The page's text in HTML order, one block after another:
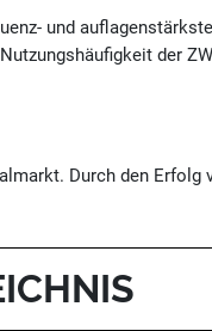
und
der
Durch den Erfolg